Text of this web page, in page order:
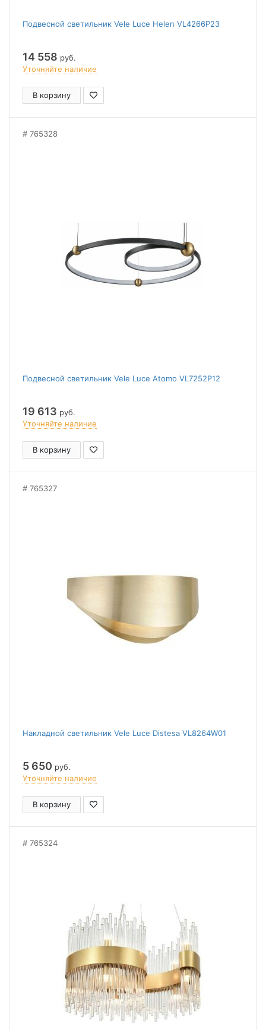
Подвесной светильник Vele Luce Helen VL4266P23
14 558 руб.
Уточняйте наличие
В корзину
765328
Подвесной светильник Vele Luce Atomo VL7252P12
19 613 руб.
Уточняйте наличие
В корзину
765327
Накладной светильник Vele Luce Distesa VL8264W01
5 650 руб.
Уточняйте наличие
В корзину
765324